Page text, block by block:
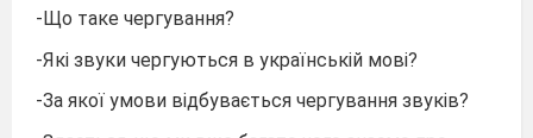
-Що таке чергування?
-Які звуки чергуються в українській мові?
-За якої умови відбувається чергування звуків?